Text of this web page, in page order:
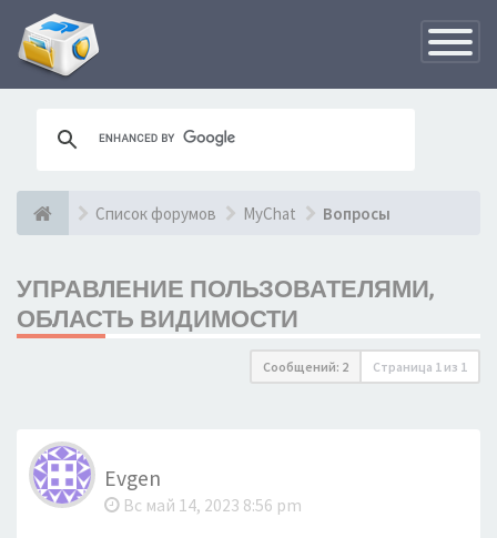
Список форумов MyChat Вопросы
УПРАВЛЕНИЕ ПОЛЬЗОВАТЕЛЯМИ,
ОБЛАСТЬ ВИДИМОСТИ
Сообщений: 2 Страница 1 из 1
Evgen
Вс май 14, 2023 8:56 pm